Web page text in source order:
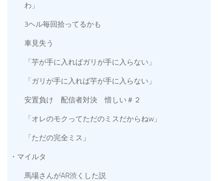
わ」
3ヘル毎回拾ってるかも
車見失う
「芋が手に入ればガリが手に入らない」
「ガリが手に入れば芋が手に入らない」
安置負け 配信者対決 惜しい＃２
「オレのモクってただのミスだからねw」
「ただの完全ミス」
・マイルタ
馬場さんがAR渋くした説